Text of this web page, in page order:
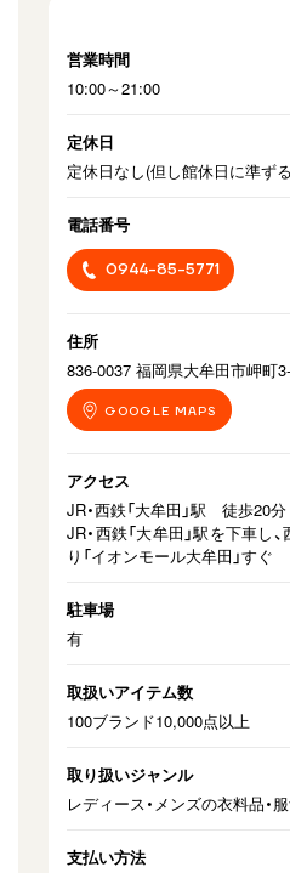
営業時間
10:00～21:00
定休日
定休日なし(但し館休日に準ず
電話番号
0944-85-5771
住所
836-0037 福岡県大牟田市岬町
GOOGLE MAPS
アクセス
JR・西鉄「大牟田」駅 徒歩20分
JR・西鉄「大牟田」駅を下車し
り「イオンモール大牟田」すぐ
駐車場
有
取扱いアイテム数
100ブランド10,000点以上
取り扱いジャンル
レディース・メンズの⾐料品・
支払い方法